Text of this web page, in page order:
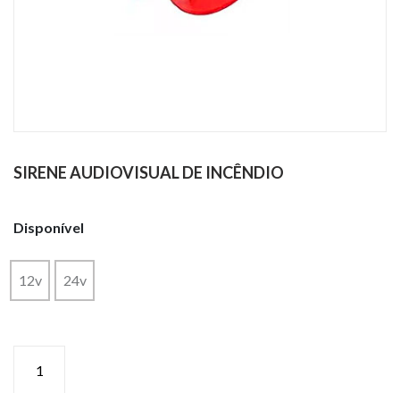
SIRENE AUDIOVISUAL DE INCÊNDIO
Disponível
12v 24v
Audiovisual